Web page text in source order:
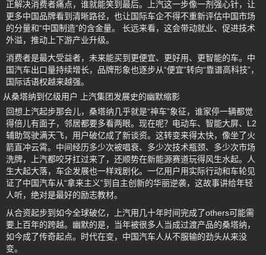
正解决消费者痛点，谁就能笑到最后。上汽这一步像一剂强心针，让
更多中国品牌看到清晰路径，也让国际车企不得不重新评估中国市场
的分量和“中国制造”的含金量。 长远来看，这会带动就业、促进技术
外溢，推动上下游产业升级。
消费者是最大受益者，未来能买到更便宜、更好用、更智能的车。中
国汽车出口量持续增长，品牌形象也逐步从“便宜”转向“靠谱高科技”，
国际话语权越来越强。
从桑塔纳到亿级用户 上汽集团发展史的幽默缩影
回想上汽起步那会儿，桑塔纳几乎就是“神车”象征，谁家停一辆都觉
得倍儿有面子，邻居都要多看两眼。现在呢？电动车、智能大屏、L2
辅助驾驶满天飞，用户破亿成了新谈资。这转变来得太快，像坐了火
箭直冲云霄。中间经历多少次被唱衰、多少次技术瓶颈、多少次市场
洗牌，上汽都咬牙扛过来了，还顺势在新能源赛道玩得风生水起。人
生大起大落，车企发展也一样戏剧化。一亿用户用实际行动和车轮见
证了中国汽车从“拿来主义”到自主创新的华丽逆袭，这故事讲给年轻
人听，绝对是最好的励志教材。
从合资起步到如今全球破亿，上汽用几十年时间完成了others可能需
要上百年的跨越。幽默的是，当年被很多人当成过渡产品的桑塔纳，
如今成了传奇起点。时代在变，中国汽车人从不服输的劲头从来没
变。